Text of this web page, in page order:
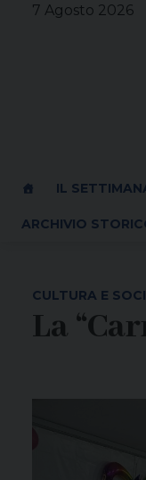
7 Agosto 2026
IL
ARCHIVIO
CULTURA E
La